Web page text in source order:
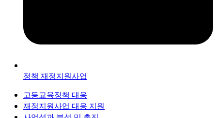
정책 재정지원사업
고등교육정책 대응
재정지원사업 대응 지원